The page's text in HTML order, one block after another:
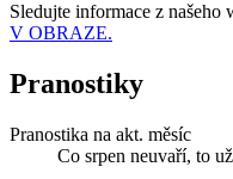
Sledujte informace z našeho
V OBRAZE.
Pranostiky
Pranostika na akt. měsíc
Co srpen neuvaří, to